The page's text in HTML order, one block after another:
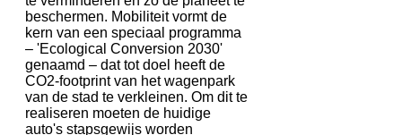
beschermen. Mobiliteit vormt de
kern van een speciaal programma
– 'Ecological Conversion 2030'
genaamd – dat tot doel heeft de
CO2-footprint van het wagenpark
van de stad te verkleinen. Om dit te
realiseren moeten de huidige
auto's stapsgewijs worden